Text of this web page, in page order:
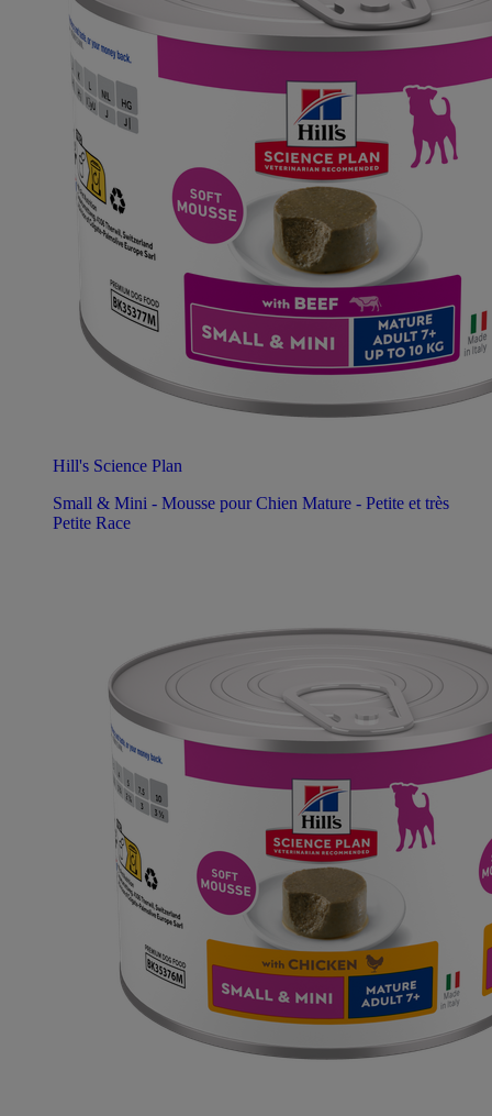
Hill's Science Plan
Small & Mini - Mousse pour Chien Mature - Petite et très
Petite Race